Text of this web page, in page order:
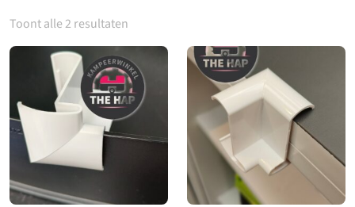
Toont alle 2 resultaten